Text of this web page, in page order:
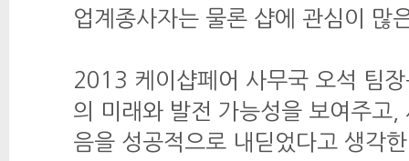
업계종사자는 물론 샵에 관심이 많
2013 케이샵페어 사무국 오석 팀
의 미래와 발전 가능성을 보여주고
음을 성공적으로 내딛었다고 생각